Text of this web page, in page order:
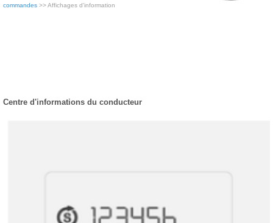
commandes >> Affichages d'information
Centre d'informations du conducteur